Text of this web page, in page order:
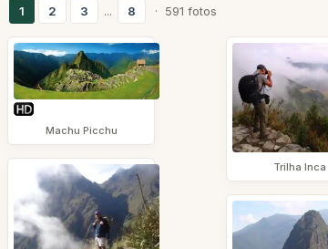
1 2 3 ... 8 · 591 fotos
Machu Picchu
Trilha Inca